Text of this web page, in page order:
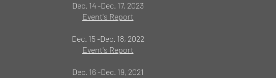
Dec. 14 -Dec. 17, 2023
Event's Report
Dec. 15 -Dec. 18, 2022
Event's Report
Dec. 16 -Dec. 19, 2021